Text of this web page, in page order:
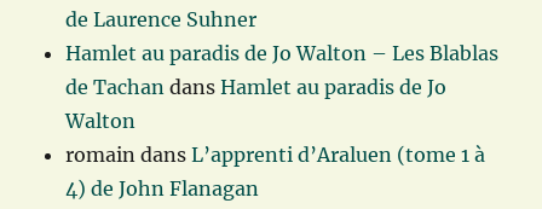
de Laurence Suhner
Hamlet au paradis de Jo Walton – Les Blablas
de Tachan dansHamlet au paradis de Jo
Walton
romain dansL’apprenti d’Araluen (tome 1 à
4) de John Flanagan